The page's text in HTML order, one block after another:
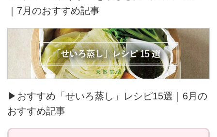
｜7月のおすすめ記事
▶おすすめ「せいろ蒸し」レシピ15選｜6月の
おすすめ記事